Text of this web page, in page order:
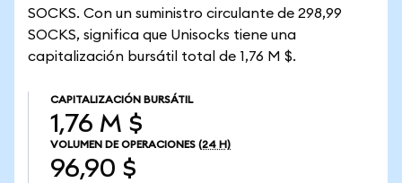
SOCKS. Con un suministro circulante de 298,99
SOCKS, significa que Unisocks tiene una
capitalización bursátil total de 1,76 M $.
CAPITALIZACIÓN BURSÁTIL
1,76 M $
VOLUMEN DE OPERACIONES (24 H)
96,90 $